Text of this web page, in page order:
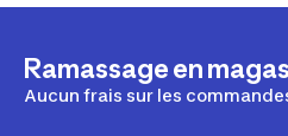
Ramassage en
Aucun frais sur les